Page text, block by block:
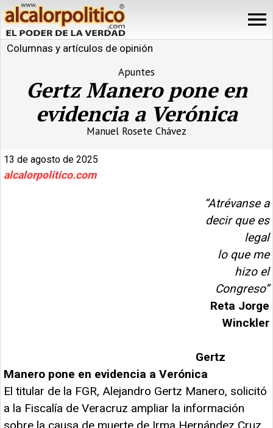
Columnas y artículos de opinión
Apuntes
Gertz Manero pone en
evidencia a Verónica
Manuel Rosete Chávez
13 de agosto de 2025
alcalorpolitico.com
“Atrévanse a
decir que es
legal
lo que me
hizo el
Congreso”
Reta Jorge
Winckler
Gertz
Manero pone en evidencia a Verónica
El titular de la FGR, Alejandro Gertz Manero, solicitó
a la Fiscalía de Veracruz ampliar la información